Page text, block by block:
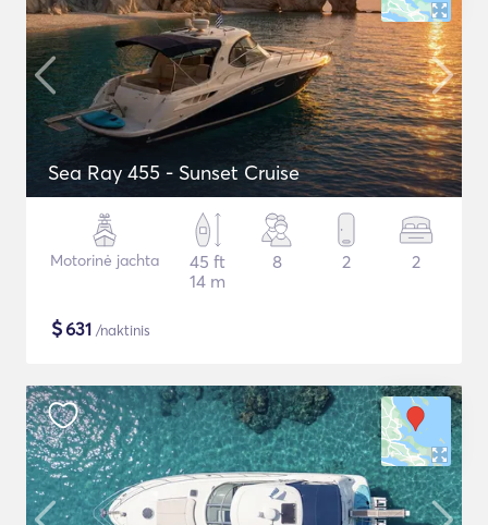
Sea Ray 455 - Sunset Cruise
Motorinė jachta
45 ft
14 m
8 2 2
$631 /naktinis